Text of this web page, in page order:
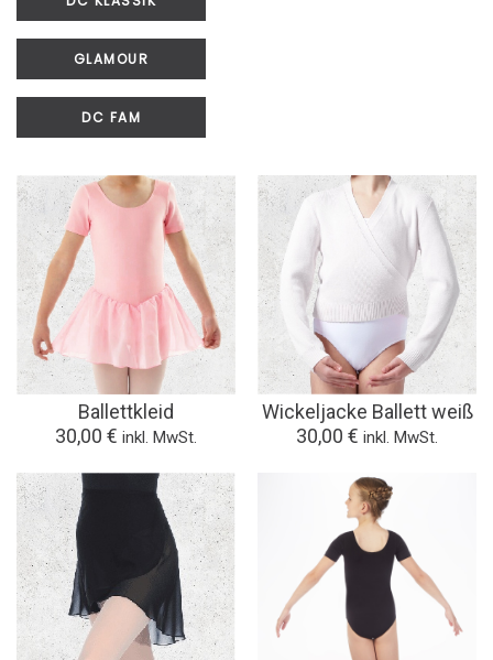
GLAMOUR
DC FAM
Ballettkleid
30,00 € inkl. MwSt.
Wickeljacke Ballett weiß
30,00 € inkl. MwSt.